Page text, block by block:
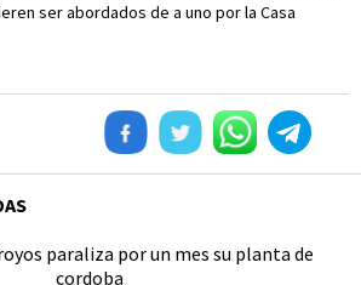
ser abordados de a uno por la Casa